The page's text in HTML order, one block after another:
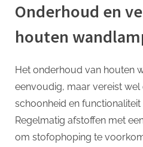
Onderhoud en
houten
Het onderhoud van houten
eenvoudig, maar vereist
schoonheid en
Regelmatig afstoffen met
om stofophoping te